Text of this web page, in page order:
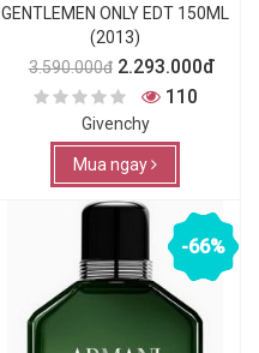
GENTLEMEN ONLY EDT 150ML
(2013)
3.590.000đ 2.293.000đ
110
Givenchy
Mua ngay
-66%